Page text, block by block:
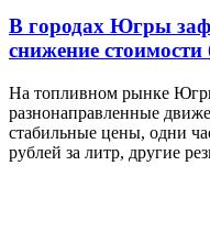
В городах Югры
снижение стоимости
На топливном рынке
разнонаправленные
стабильные цены, одни
рублей за литр, другие